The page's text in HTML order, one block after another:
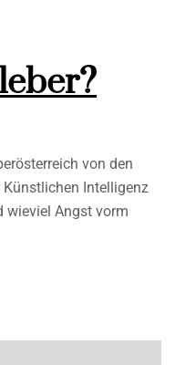
von den
Intelligenz
wieviel Angst vorm